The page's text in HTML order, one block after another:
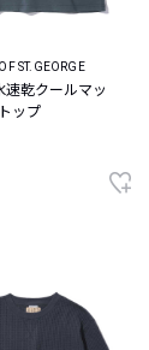
ST.GEORGE
速乾クールマッ
ップ